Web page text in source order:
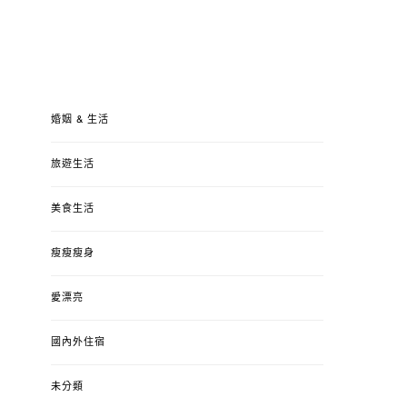
婚姻 & 生活
旅遊生活
美食生活
瘦瘦瘦身
愛漂亮
國內外住宿
未分類